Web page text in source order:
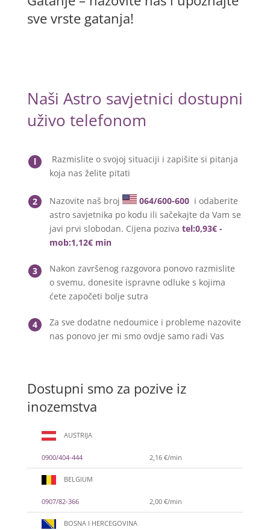
sve vrste gatanja!
Naši Astro savjetnici dostupni
uživo telefonom
l
Razmislite o svojoj situaciji i zapišite si pitanja
koja nas želite pitati
2 Nazovite naš broj 064/600-600 i odaberite
astro savjetnika po kodu ili sačekajte da Vam se
javi prvi slobodan. Cijena poziva tel:0,93€ -
mob:1,12€ min
3
Nakon završenog razgovora ponovo razmislite
o svemu, donesite ispravne odluke s kojima
ćete započeti bolje sutra
4
Za sve dodatne nedoumice i probleme nazovite
nas ponovo jer mi smo ovdje samo radi Vas
Dostupni smo za pozive iz
inozemstva
AUSTRIJA
0900/404-444 2,16 €/min
BELGIUM
0907/82-366 2,00 €/min
BOSNA I HERCEGOVINA